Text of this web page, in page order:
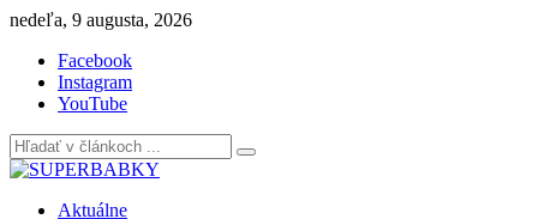
Skip
content
nedeľa, 9 augusta, 2026
Facebook
Instagram
YouTube
Aktuálne